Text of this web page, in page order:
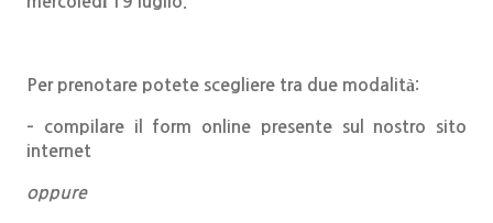
Per prenotare potete scegliere tra due modalità:
– compilare il form online presente sul nostro sito
internet
oppure